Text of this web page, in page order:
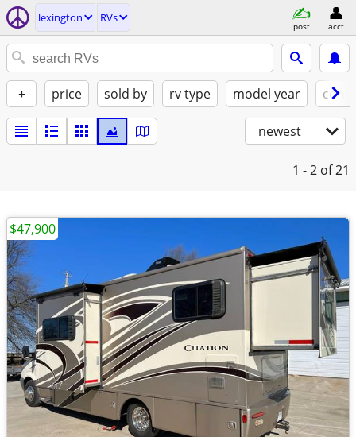
lexington RVs
post acct
+ price sold by rv type model year
newest
1 - 2 of 21
$47,900